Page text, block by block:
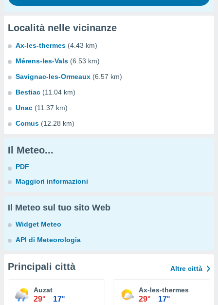
Località nelle vicinanze
Ax-les-thermes (4.43 km)
Mérens-les-Vals (6.53 km)
Savignac-les-Ormeaux (6.57 km)
Bestiac (11.04 km)
Unac (11.37 km)
Comus (12.28 km)
Il Meteo...
PDF
Maggiori informazioni
Il Meteo sul tuo sito Web
Widget Meteo
API di Meteorologia
Principali città Altre città
Auzat
29° 17°
Ax-les-thermes
29° 17°